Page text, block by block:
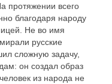
протяжении всего
благодаря народу
Не во имя
русские
сложную задачу,
он создал образ
из народа не